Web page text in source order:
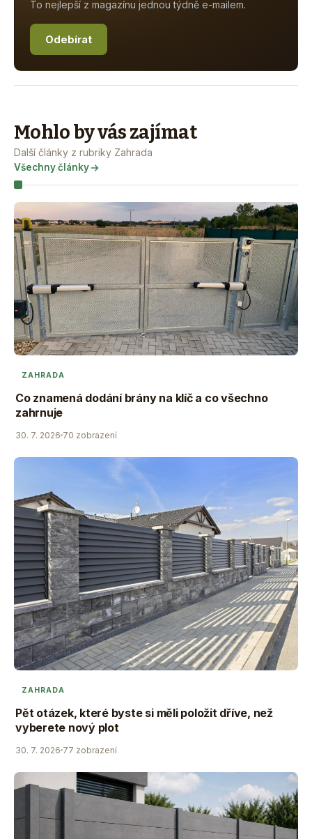
To nejlepší z magazínu jednou týdně e-mailem.
Odebírat
Mohlo by vás zajímat
Další články z rubriky Zahrada
Všechny články
ZAHRADA
Co znamená dodání brány na klíč a co všechno
zahrnuje
30. 7. 2026 70 zobrazení
ZAHRADA
Pět otázek, které byste si měli položit dříve, než
vyberete nový plot
30. 7. 2026 77 zobrazení